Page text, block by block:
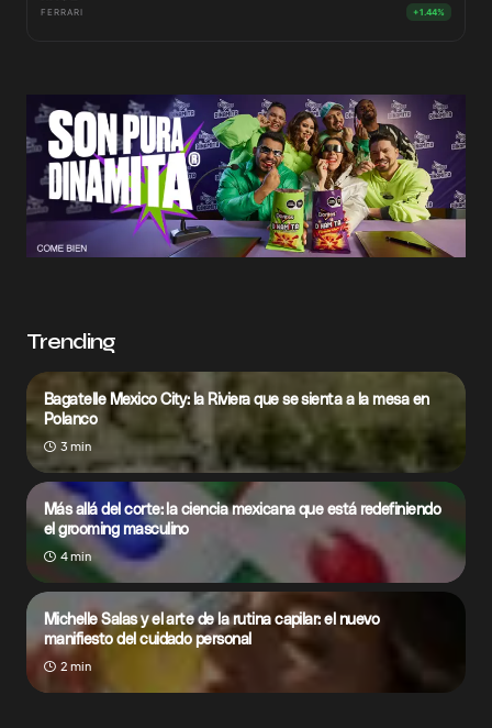
FERRARI +1.44%
Trending
Bagatelle Mexico City: la Riviera que se sienta a la mesa en
Polanco
3 min
Más allá del corte: la ciencia mexicana que está redefiniendo
el grooming masculino
4 min
Michelle Salas y el arte de la rutina capilar: el nuevo
manifiesto del cuidado personal
2 min